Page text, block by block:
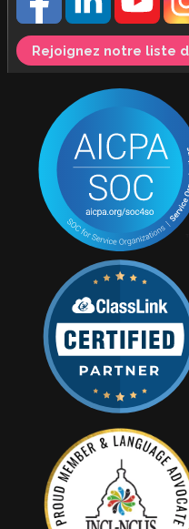
Rejoignez notre liste